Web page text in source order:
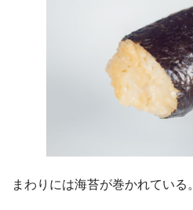
まわりには海苔が巻かれている。